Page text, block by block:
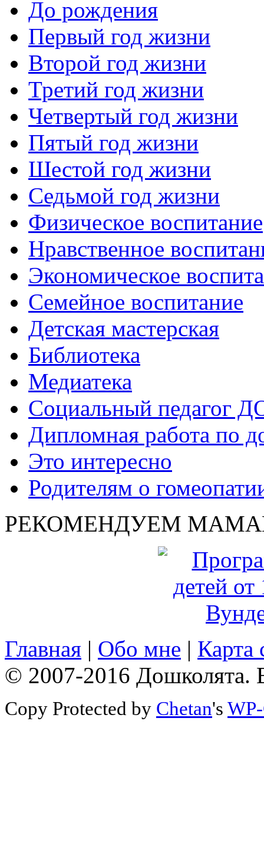
До рождения
Первый год жизни
Второй год жизни
Третий год жизни
Четвертый год жизни
Пятый год жизни
Шестой год жизни
Седьмой год жизни
Физическое воспитание
Нравственное
Экономическое
Семейное воспитание
Детская мастерская
Библиотека
Медиатека
Социальный педагог
Дипломная работа по
Это интересно
Родителям о
РЕКОМЕНДУЕМ
Главная | Обо мне | Карта
© 2007-2016 Дошколята.
Copy Protected by Chetan's